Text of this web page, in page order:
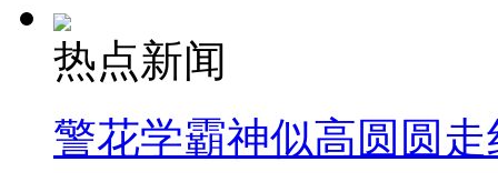
热点新闻
警花学霸神似高圆圆走